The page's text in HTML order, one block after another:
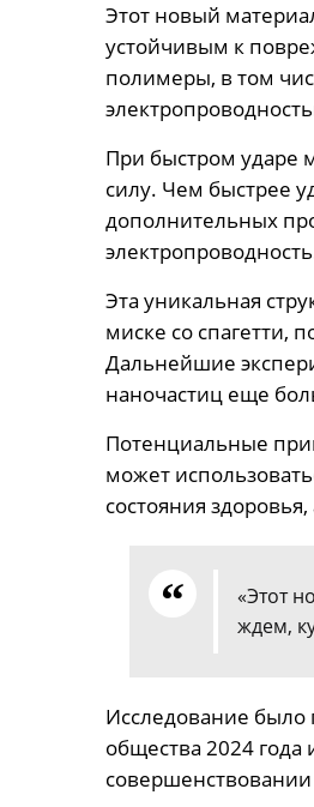
Этот новый
устойчивым к
полимеры, в том
При быстром ударе
силу. Чем быстрее
дополнительных
Эта уникальная
миске со спагетти,
Дальнейшие
наночастиц еще
Потенциальные
может
состояния
«Этот
ждем,
Исследование было
общества 2024